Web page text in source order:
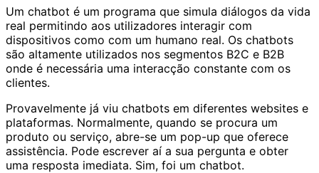
Um chatbot é um programa que simula diálogos da vida
real permitindo aos utilizadores interagir com
dispositivos como com um humano real. Os chatbots
são altamente utilizados nos segmentos B2C e B2B
onde é necessária uma interacção constante com os
clientes.
Provavelmente já viu chatbots em diferentes websites e
plataformas. Normalmente, quando se procura um
produto ou serviço, abre-se um pop-up que oferece
assistência. Pode escrever aí a sua pergunta e obter
uma resposta imediata. Sim, foi um chatbot.